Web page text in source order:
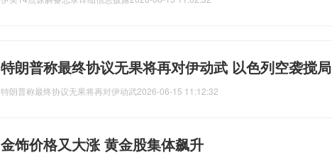
特朗普称最终协议无果将再对伊动武 以色列空袭搅局
特朗普称最终协议无果将再对伊动武2026-06-15 11:12:32
金饰价格又大涨 黄金股集体飙升